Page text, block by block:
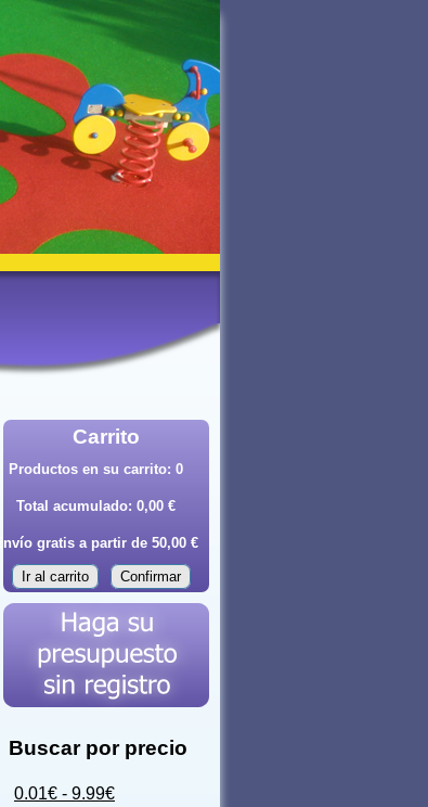
Carrito
Productos en su carrito: 0
Total acumulado: 0,00 €
Envío gratis a partir de 50,00 €
Ir al carrito Confirmar
Buscar por precio
0.01€ - 9.99€